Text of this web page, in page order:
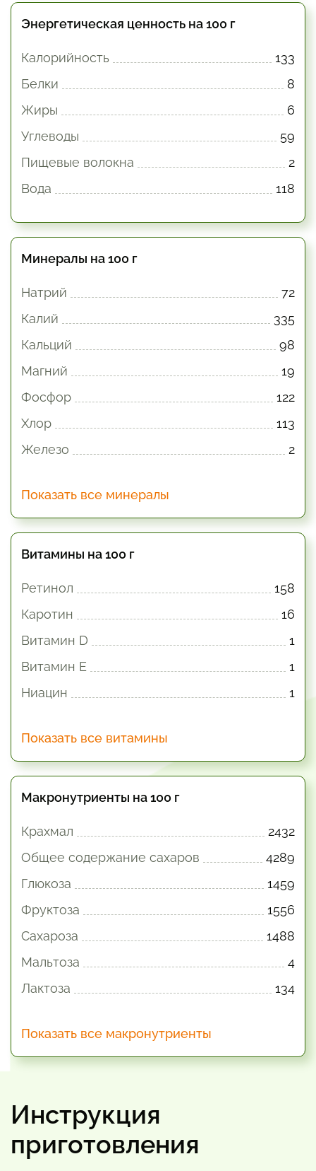
Энергетическая ценность на 100 г
Калорийность
133
Белки
8
Жиры
6
Углеводы
59
Пищевые волокна
2
Вода
118
Минералы на 100 г
Натрий
72
Калий
335
Кальций
98
Магний
19
Фосфор
122
Хлор
113
Железо
2
Показать все минералы
Витамины на 100 г
Ретинол
158
Каротин
16
Витамин D
1
Витамин E
1
Ниацин
1
Показать все витамины
Макронутриенты на 100 г
Крахмал
2432
Общее содержание сахаров
4289
Глюкоза
1459
Фруктоза
1556
Сахароза
1488
Мальтоза
4
Лактоза
134
Показать все макронутриенты
Инструкция
приготовления